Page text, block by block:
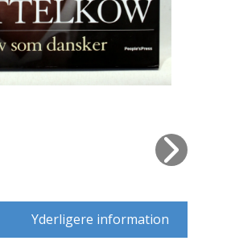
Yderligere information